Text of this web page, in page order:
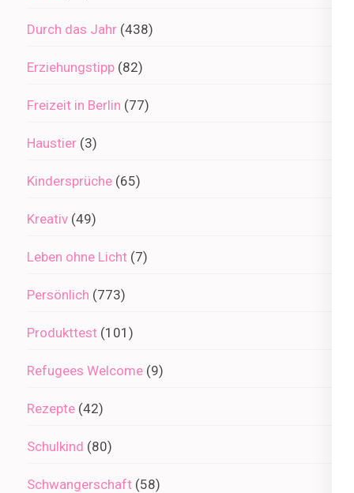
Durch das Jahr (438)
Erziehungstipp (82)
Freizeit in Berlin (77)
Haustier (3)
Kindersprüche (65)
Kreativ (49)
Leben ohne Licht (7)
Persönlich (773)
Produkttest (101)
Refugees Welcome (9)
Rezepte (42)
Schulkind (80)
Schwangerschaft (58)